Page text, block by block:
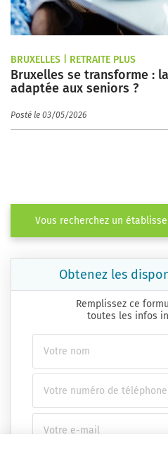
BRUXELLES | RETRAITE PLUS
Bruxelles se transforme :
adaptée aux seniors ?
Posté le 03/05/2026
Vous recherchez un
Obtenez les
Remplissez ce
toutes les infos